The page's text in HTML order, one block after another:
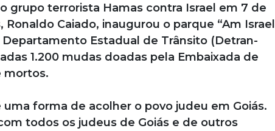
grupo terrorista Hamas contra Israel em 7 de
Caiado, inaugurou o parque “Am Israel
Departamento Estadual de Trânsito (Detran-
1.200 mudas doadas pela Embaixada de
mortos.
forma de acolher o povo judeu em Goiás.
todos os judeus de Goiás e de outros